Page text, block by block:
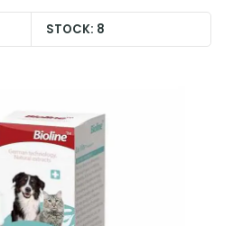
STOCK: 8